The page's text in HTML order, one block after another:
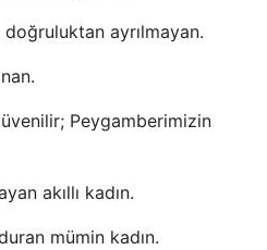
ayrılmayan.
Peygamberimizin
akıllı kadın.
mümin kadın.